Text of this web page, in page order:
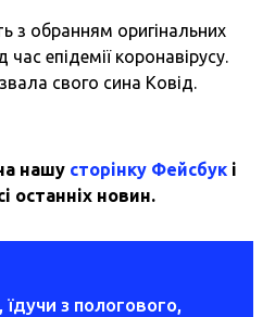
з обранням оригінальних
час епідемії коронавірусу.
свого сина Ковід.
нашу сторінку Фейсбук і
останніх новин.
їдучи з пологового,